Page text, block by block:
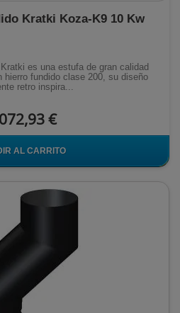
Kratki Koza-K9 10 Kw
es una estufa de gran calidad
hierro fundido clase 200, su diseño
retro inspira...
€
AL CARRITO